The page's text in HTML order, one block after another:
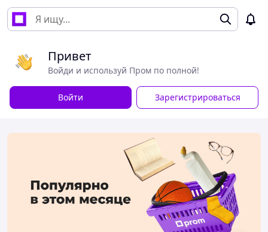
Привет
Войди и используй Пром по полной!
Войти Зарегистрироваться